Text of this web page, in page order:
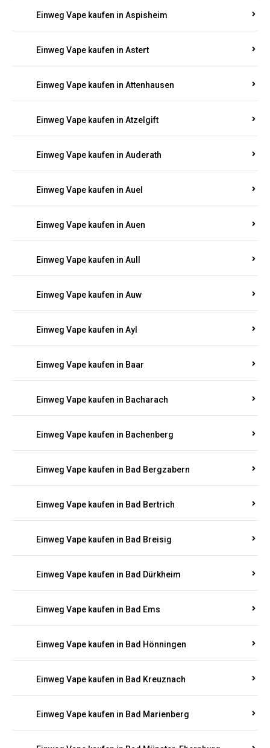
Einweg Vape kaufen in Aspisheim
Einweg Vape kaufen in Astert
Einweg Vape kaufen in Attenhausen
Einweg Vape kaufen in Atzelgift
Einweg Vape kaufen in Auderath
Einweg Vape kaufen in Auel
Einweg Vape kaufen in Auen
Einweg Vape kaufen in Aull
Einweg Vape kaufen in Auw
Einweg Vape kaufen in Ayl
Einweg Vape kaufen in Baar
Einweg Vape kaufen in Bacharach
Einweg Vape kaufen in Bachenberg
Einweg Vape kaufen in Bad Bergzabern
Einweg Vape kaufen in Bad Bertrich
Einweg Vape kaufen in Bad Breisig
Einweg Vape kaufen in Bad Dürkheim
Einweg Vape kaufen in Bad Ems
Einweg Vape kaufen in Bad Hönningen
Einweg Vape kaufen in Bad Kreuznach
Einweg Vape kaufen in Bad Marienberg